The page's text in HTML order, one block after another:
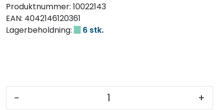
Produktnummer: 10022143
EAN: 4042146120361
Lagerbeholdning:
6 stk.
- +